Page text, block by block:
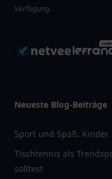
Verfügung.
Neueste Blog-Beiträge
Sport und Spaß:
Tischtennis als
solltest